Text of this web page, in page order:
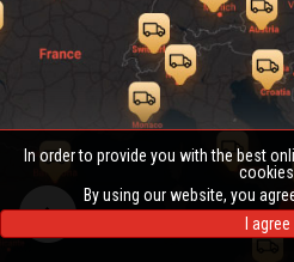
In order to provide you with the best
cookies.
By using our website, you
I agree